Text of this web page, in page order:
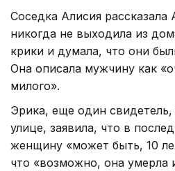
Соседка Алисия
никогда не выходила из
крики и думала, что они
Она описала мужчину как
милого».
Эрика, еще один
улице, заявила, что в
женщину «может быть, 10
что «возможно, она умерла